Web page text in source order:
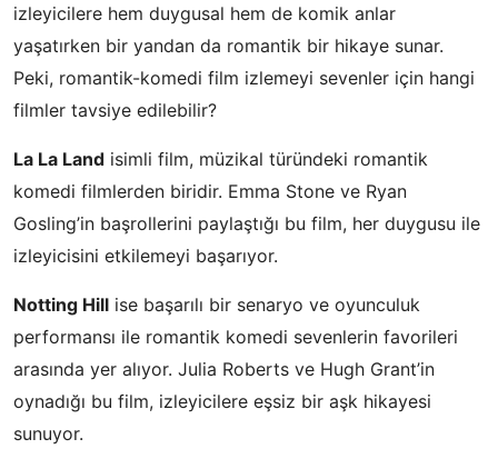
izleyicilere hem duygusal hem de komik anlar
yaşatırken bir yandan da romantik bir hikaye sunar.
Peki, romantik-komedi film izlemeyi sevenler için hangi
filmler tavsiye edilebilir?
La La Land isimli film, müzikal türündeki romantik
komedi filmlerden biridir. Emma Stone ve Ryan
Gosling’in başrollerini paylaştığı bu film, her duygusu ile
izleyicisini etkilemeyi başarıyor.
Notting Hill ise başarılı bir senaryo ve oyunculuk
performansı ile romantik komedi sevenlerin favorileri
arasında yer alıyor. Julia Roberts ve Hugh Grant’in
oynadığı bu film, izleyicilere eşsiz bir aşk hikayesi
sunuyor.